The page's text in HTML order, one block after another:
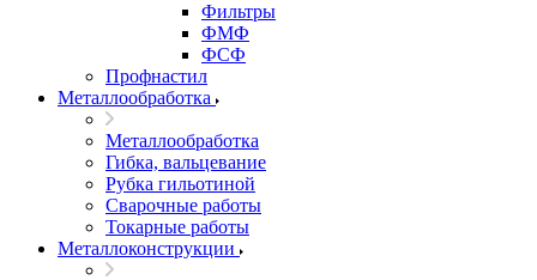
Фильтры
ФМФ
ФСФ
Профнастил
Металлообработка
Металлообработка
Гибка, вальцевание
Рубка гильотиной
Сварочные работы
Токарные работы
Металлоконструкции